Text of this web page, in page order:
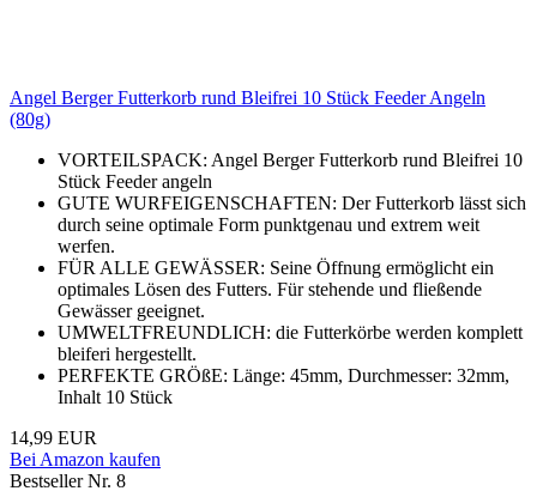
Angel Berger Futterkorb rund Bleifrei 10 Stück Feeder Angeln
(80g)
VORTEILSPACK: Angel Berger Futterkorb rund Bleifrei 10
Stück Feeder angeln
GUTE WURFEIGENSCHAFTEN: Der Futterkorb lässt sich
durch seine optimale Form punktgenau und extrem weit
werfen.
FÜR ALLE GEWÄSSER: Seine Öffnung ermöglicht ein
optimales Lösen des Futters. Für stehende und fließende
Gewässer geeignet.
UMWELTFREUNDLICH: die Futterkörbe werden komplett
bleiferi hergestellt.
PERFEKTE GRÖßE: Länge: 45mm, Durchmesser: 32mm,
Inhalt 10 Stück
14,99 EUR
Bei Amazon kaufen
Bestseller Nr. 8